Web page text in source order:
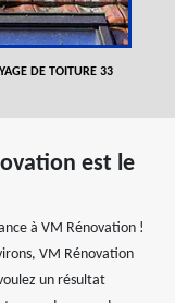
DE TOITURE 33
est le
à VM Rénovation !
VM Rénovation
un résultat